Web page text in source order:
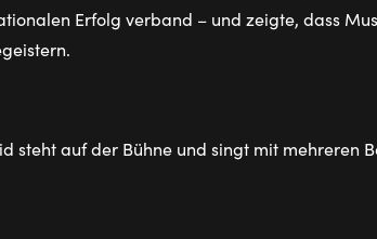
Erfolg verband – und zeigte, dass